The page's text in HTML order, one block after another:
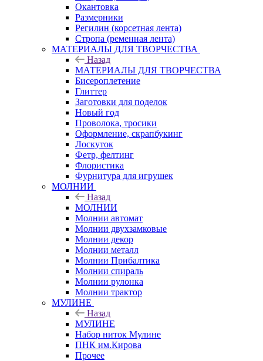
Окантовка
Размерники
Регилин (корсетная лента)
Стропа (ременная лента)
МАТЕРИАЛЫ ДЛЯ ТВОРЧЕСТВА
Назад
МАТЕРИАЛЫ ДЛЯ ТВОРЧЕСТВА
Бисероплетение
Глиттер
Заготовки для поделок
Новый год
Проволока, тросики
Оформление, скрапбукинг
Лоскуток
Фетр, фелтинг
Флористика
Фурнитура для игрушек
МОЛНИИ
Назад
МОЛНИИ
Молнии автомат
Молнии двухзамковые
Молнии декор
Молнии металл
Молнии Прибалтика
Молнии спираль
Молнии рулонка
Молнии трактор
МУЛИНЕ
Назад
МУЛИНЕ
Набор ниток Мулине
ПНК им.Кирова
Прочее